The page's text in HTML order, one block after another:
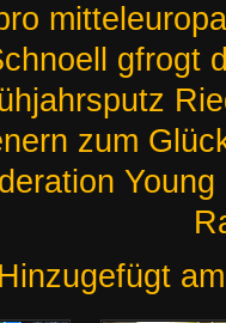
mitteleuropa
gfrogt
zum
Young
Hinzugefügt am